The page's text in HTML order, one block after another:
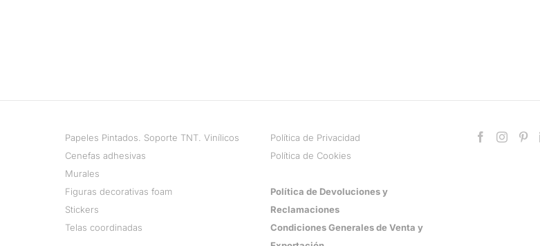
Papeles Pintados. Soporte TNT. Vinílicos
Cenefas adhesivas
Murales
Figuras decorativas foam
Stickers
Telas coordinadas
Política de Privacidad
Política de Cookies
Política de Devoluciones y
Reclamaciones
Condiciones Generales de Venta y